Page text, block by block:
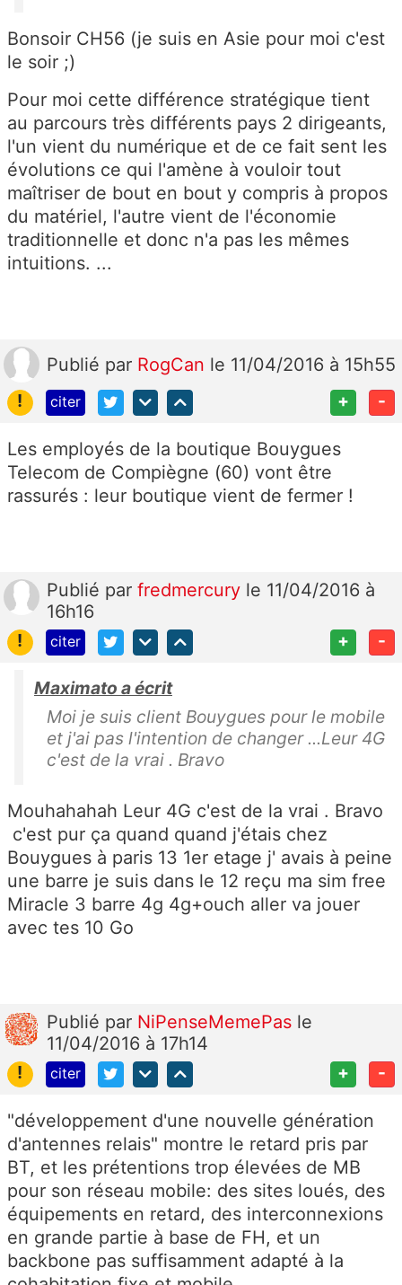
Bonsoir CH56 (je suis en Asie pour moi c'est
le soir ;)
Pour moi cette différence stratégique tient
au parcours très différents pays 2 dirigeants,
l'un vient du numérique et de ce fait sent les
évolutions ce qui l'amène à vouloir tout
maîtriser de bout en bout y compris à propos
du matériel, l'autre vient de l'économie
traditionnelle et donc n'a pas les mêmes
intuitions. ...
Publié par RogCan le 11/04/2016 à 15h55
!
citer + -
Les employés de la boutique Bouygues
Telecom de Compiègne (60) vont être
rassurés : leur boutique vient de fermer !
Publié par fredmercury le 11/04/2016 à
16h16
!
citer + -
Maximato a écrit
Moi je suis client Bouygues pour le mobile
et j'ai pas l'intention de changer ...Leur 4G
c'est de la vrai . Bravo
Mouhahahah Leur 4G c'est de la vrai . Bravo
c'est pur ça quand quand j'étais chez
Bouygues à paris 13 1er etage j' avais à peine
une barre je suis dans le 12 reçu ma sim free
Miracle 3 barre 4g 4g+ouch aller va jouer
avec tes 10 Go
Publié par NiPenseMemePas le
11/04/2016 à 17h14
!
citer + -
"développement d'une nouvelle génération
d'antennes relais" montre le retard pris par
BT, et les prétentions trop élevées de MB
pour son réseau mobile: des sites loués, des
équipements en retard, des interconnexions
en grande partie à base de FH, et un
backbone pas suffisamment adapté à la